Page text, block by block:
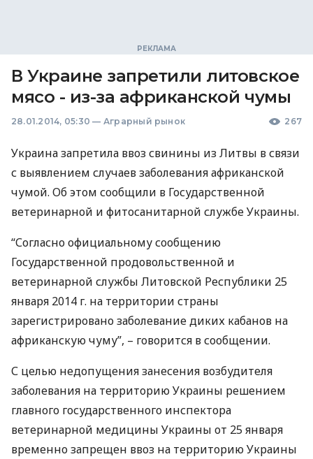
В Украине запретили литовское
мясо - из-за африканской чумы
28.01.2014, 05:30 — Аграрный рынок 267
Украина запретила ввоз свинины из Литвы в связи
с выявлением случаев заболевания африканской
чумой. Об этом сообщили в Государственной
ветеринарной и фитосанитарной службе Украины.
“Согласно официальному сообщению
Государственной продовольственной и
ветеринарной службы Литовской Республики 25
января 2014 г. на территории страны
зарегистрировано заболевание диких кабанов на
африканскую чуму”, – говорится в сообщении.
С целью недопущения занесения возбудителя
заболевания на территорию Украины решением
главного государственного инспектора
ветеринарной медицины Украины от 25 января
временно запрещен ввоз на территорию Украины